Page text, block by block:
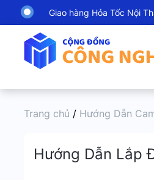
Giao hàng Hỏa Tốc Nội
Trang chủ / Hướng Dẫn
Hướng Dẫn Lắp